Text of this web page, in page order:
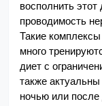
восполнить
проводимость
Такие
много
диет с
также
ночью или после